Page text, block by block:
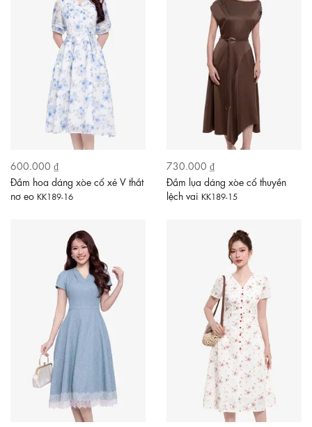
600.000 ₫
Đầm hoa dáng xòe cổ xẻ V thắt
nơ eo KK189-16
730.000 ₫
Đầm lụa dáng xòe cổ thuyền
lệch vai KK189-15